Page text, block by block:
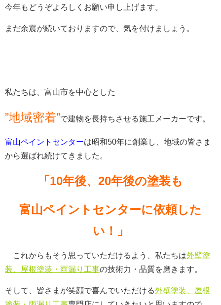
今年もどうぞよろしくお願い申し上げます。
まだ余震が続いておりますので、気を付けましょう。
私たちは、富山市を中心とした
”地域密着”で建物を長持ちさせる施工メーカーです。
富山ペイントセンターは昭和50年に創業し、地域の皆さま
から選ばれ続けてきました。
「10年後、20年後の塗装も
富山ペイントセンターに依頼した
い！」
これからもそう思っていただけるよう、私たちは外壁塗
装、屋根塗装・雨漏り工事の技術力・品質を磨きます。
そして、皆さまが笑顔で喜んでいただける外壁塗装、屋根